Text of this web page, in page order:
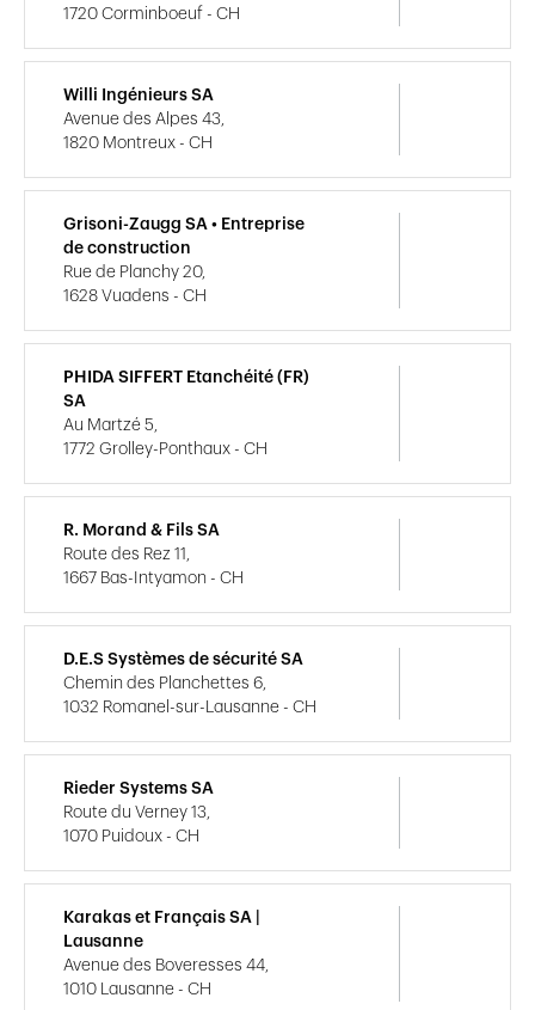
1720 Corminboeuf - CH
Willi Ingénieurs SA
Avenue des Alpes 43,
1820 Montreux - CH
Grisoni-Zaugg SA • Entreprise
de construction
Rue de Planchy 20,
1628 Vuadens - CH
PHIDA SIFFERT Etanchéité (FR)
SA
Au Martzé 5,
1772 Grolley-Ponthaux - CH
R. Morand & Fils SA
Route des Rez 11,
1667 Bas-Intyamon - CH
D.E.S Systèmes de sécurité SA
Chemin des Planchettes 6,
1032 Romanel-sur-Lausanne - CH
Rieder Systems SA
Route du Verney 13,
1070 Puidoux - CH
Karakas et Français SA |
Lausanne
Avenue des Boveresses 44,
1010 Lausanne - CH